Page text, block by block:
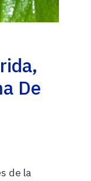
De
de la